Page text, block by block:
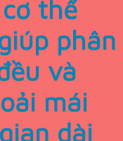
thể
phân
và
mái
dài